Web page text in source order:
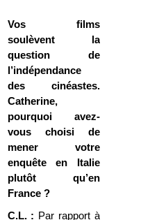
Vos films
soulèvent la
question de
l’indépendance
des cinéastes.
Catherine,
pourquoi avez-
vous choisi de
mener votre
enquête en Italie
plutôt qu’en
France ?
C.L. : Par rapport à